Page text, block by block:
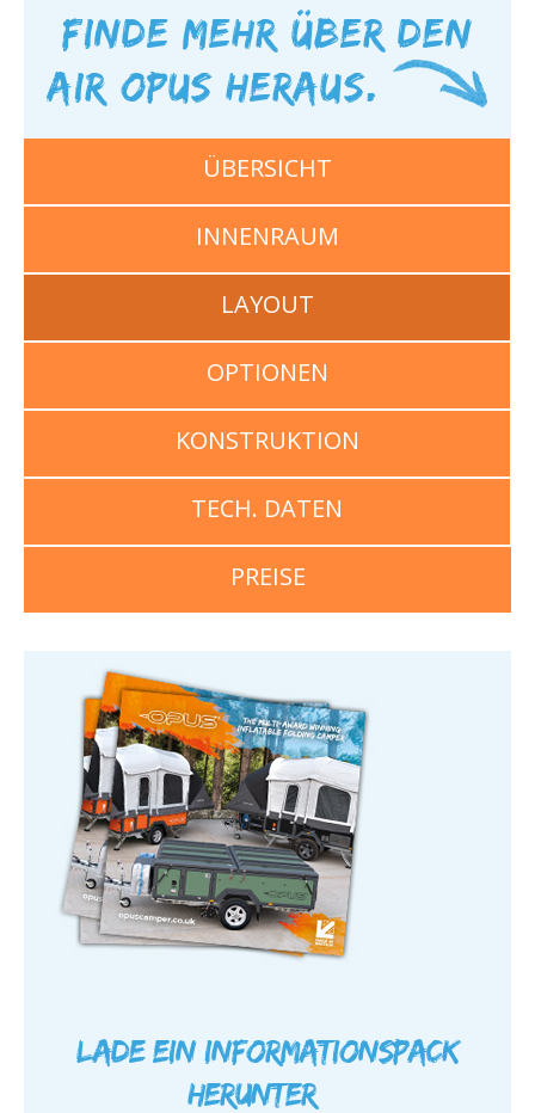
Finde mehr über den
AIR OPUS heraus.
ÜBERSICHT
INNENRAUM
LAYOUT
OPTIONEN
KONSTRUKTION
TECH. DATEN
PREISE
Lade ein Informationspack
herunter…